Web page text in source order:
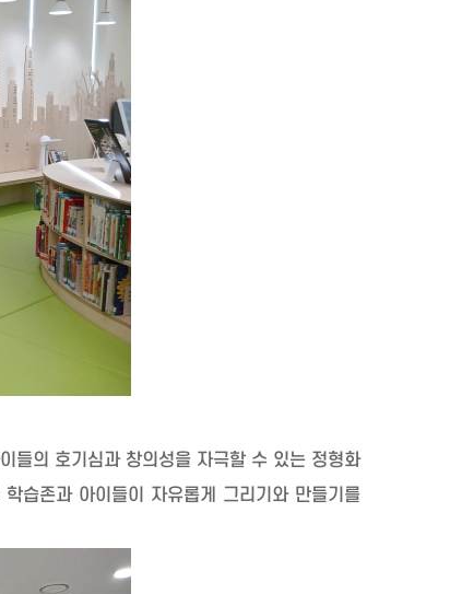
들의 호기심과 창의성을 자극할 수 있는 정형화
습존과 아이들이 자유롭게 그리기와 만들기를